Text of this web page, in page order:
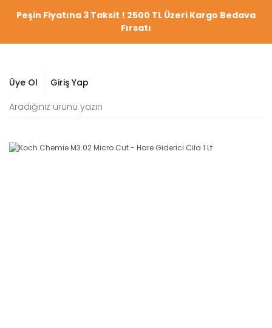
Peşin Fiyatına 3 Taksit ! 2500 TL Üzeri Kargo Bedava
Fırsatı
Üye Ol Giriş Yap